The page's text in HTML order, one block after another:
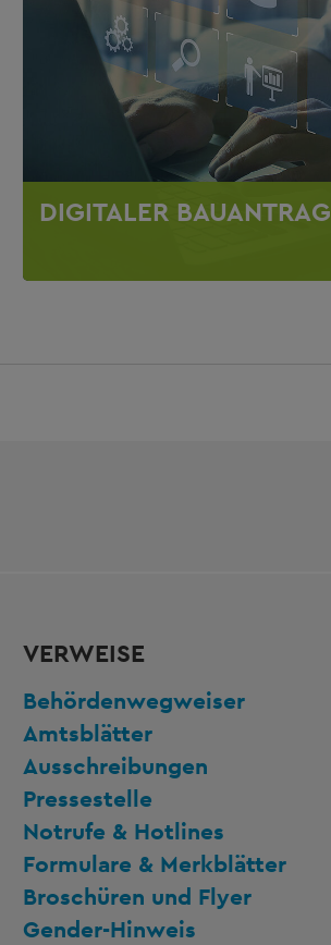
DIGITALER BAUANTRAG
VERWEISE
Behördenwegweiser
Amtsblätter
Ausschreibungen
Pressestelle
Notrufe & Hotlines
Formulare & Merkblätter
Broschüren und Flyer
Gender-Hinweis